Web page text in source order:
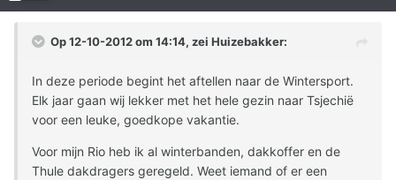
Op 12-10-2012 om 14:14, zei Huizebakker:
In deze periode begint het aftellen naar de Wintersport.
Elk jaar gaan wij lekker met het hele gezin naar Tsjechië
voor een leuke, goedkope vakantie.
Voor mijn Rio heb ik al winterbanden, dakkoffer en de
Thule dakdragers geregeld. Weet iemand of er een